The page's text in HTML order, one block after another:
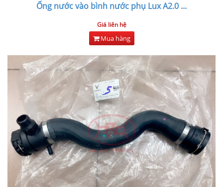
Ống nước vào bình nước phụ Lux A2.0 ...
Giá liên hệ
Mua hàng